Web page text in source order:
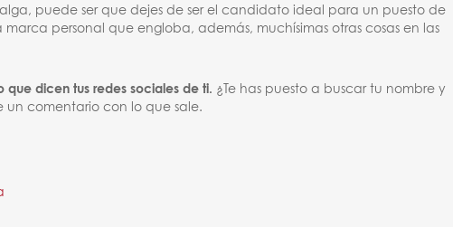
puede ser que dejes de ser el candidato ideal para un puesto de
marca personal que engloba, además, muchísimas otras cosas en las
que dicen tus redes sociales de ti. ¿Te has puesto a buscar tu nombre y
un comentario con lo que sale.